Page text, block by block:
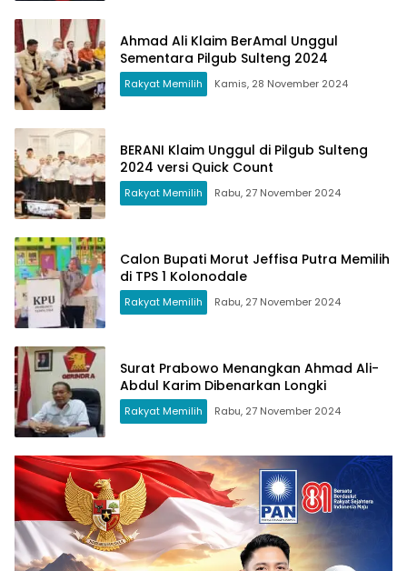
Ahmad Ali Klaim BerAmal Unggul
Sementara Pilgub Sulteng 2024
Rakyat Memilih Kamis, 28 November 2024
BERANI Klaim Unggul di Pilgub Sulteng
2024 versi Quick Count
Rakyat Memilih Rabu, 27 November 2024
Calon Bupati Morut Jeffisa Putra Memilih
di TPS 1 Kolonodale
Rakyat Memilih Rabu, 27 November 2024
Surat Prabowo Menangkan Ahmad Ali-
Abdul Karim Dibenarkan Longki
Rakyat Memilih Rabu, 27 November 2024